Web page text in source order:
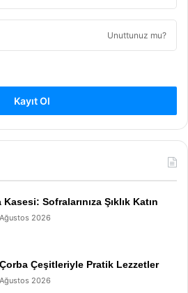
Unuttunuz mu?
Kayıt Ol
Sofralarınıza Şıklık Katın
2026
Çorba Çeşitleriyle Pratik Lezzetler
2026